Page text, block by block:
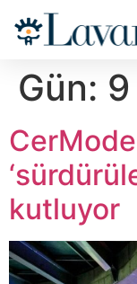
Gün:
kutluyor